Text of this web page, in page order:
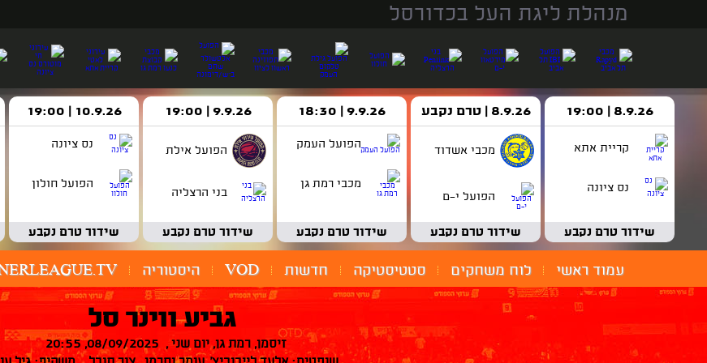
מנהלת ליגת העל בכדורסל
8.9.26 | 19:00
קריית אתא
נס ציונה
שידור טרם נקבע
8.9.26 | טרם נקבע
מכבי אשדוד
הפועל י-ם
שידור טרם נקבע
9.9.26 | 18:30
הפועל העמק
מכבי רמת גן
שידור טרם נקבע
9.9.26 | 19:00
הפועל אילת
בני הרצליה
שידור טרם נקבע
10.9.26 | 19:00
נס ציונה
הפועל חולון
שידור טרם נקבע
עמוד ראשי לוח משחקים סטטיסטיקה חדשות VOD היסטוריה
גביע ווינר סל
זיסמן, רמת גן, יום שני , 08/09/2025, 20:55